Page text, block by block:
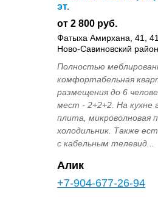
эт.
от 2 800 руб.
Фатыха Амирхана, 41, 41
Ново-Савиновский район
Полностью
комфортабельная
размещения до 6
мест - 2+2+2. На кухне
плита, микроволновая
холодильник. Также
с кабельным телевид...
Алик
+7-904-677-26-94